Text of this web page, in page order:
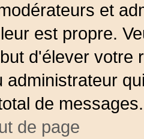
et
est propre.
d'élever votre
administrateur
de messages.
de page